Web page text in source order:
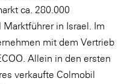
und
ca. 280.000
in Israel. Im
mit dem Vertrieb
Allein in den ersten
verkaufte Colmobil